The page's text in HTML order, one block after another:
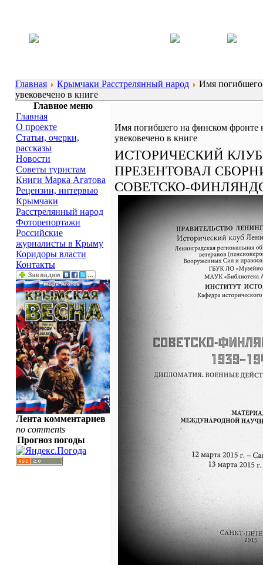
Главная Крымчаки Расстрелянный народ
Имя
увековечено в книге
Главное меню
Главная
О проекте
Статьи, очерки,
рассказы
Новости
Советы туристам
Книги Марка Агатова
Рецензии, интервью
Крымчаки
Расстрелянный народ
Фоторепортажи
Российские
журналисты в Крыму
Коридоры власти
Контакты
Лента комментариев
no comments
Прогноз погоды
Имя погибшего на финском
увековечено в книге
ИСТОРИЧЕСКИЙ
ПРЕЗЕНТОВАЛ
СОВЕТСКО-